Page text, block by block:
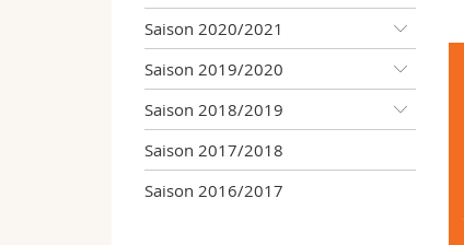
Saison 2020/2021
Saison 2019/2020
Saison 2018/2019
Saison 2017/2018
Saison 2016/2017